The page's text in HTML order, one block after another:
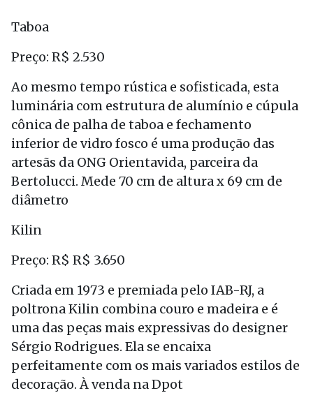
Taboa
Preço: R$ 2.530
Ao mesmo tempo rústica e sofisticada, esta
luminária com estrutura de alumínio e cúpula
cônica de palha de taboa e fechamento
inferior de vidro fosco é uma produção das
artesãs da ONG Orientavida, parceira da
Bertolucci. Mede 70 cm de altura x 69 cm de
diâmetro
Kilin
Preço: R$ R$ 3.650
Criada em 1973 e premiada pelo IAB-RJ, a
poltrona Kilin combina couro e madeira e é
uma das peças mais expressivas do designer
Sérgio Rodrigues. Ela se encaixa
perfeitamente com os mais variados estilos de
decoração. À venda na Dpot